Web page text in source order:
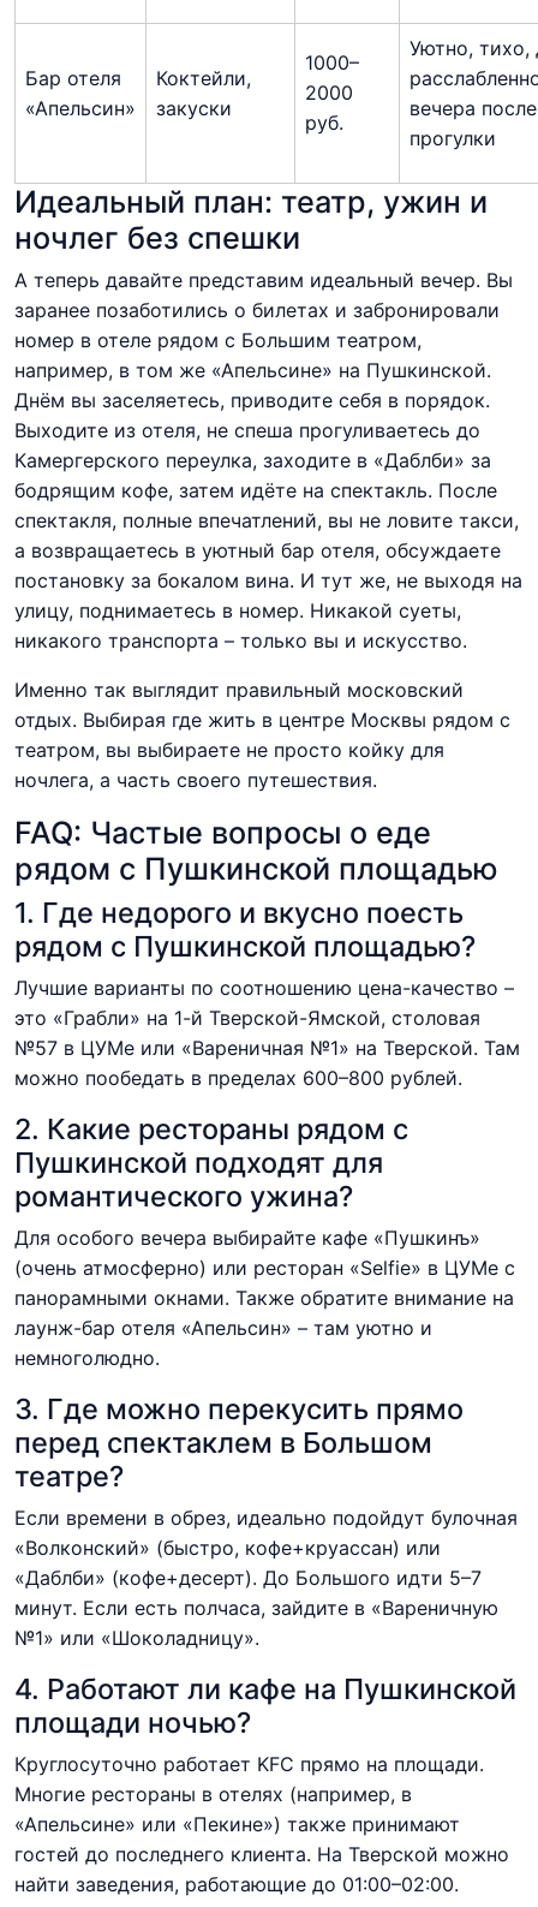
Бар отеля
«Апельсин»
Коктейли,
закуски
1000–
2000
руб.
Уютно, тихо,
вечера после
прогулки
Идеальный план: театр, ужин и
ночлег без спешки
А теперь давайте представим идеальный вечер. Вы
заранее позаботились о билетах и забронировали
номер в отеле рядом с Большим театром,
например, в том же «Апельсине» на Пушкинской.
Днём вы заселяетесь, приводите себя в порядок.
Выходите из отеля, не спеша прогуливаетесь до
Камергерского переулка, заходите в «Даблби» за
бодрящим кофе, затем идёте на спектакль. После
спектакля, полные впечатлений, вы не ловите такси,
а возвращаетесь в уютный бар отеля, обсуждаете
постановку за бокалом вина. И тут же, не выходя на
улицу, поднимаетесь в номер. Никакой суеты,
никакого транспорта – только вы и искусство.
Именно так выглядит правильный московский
отдых. Выбирая где жить в центре Москвы рядом с
театром, вы выбираете не просто койку для
ночлега, а часть своего путешествия.
FAQ: Частые вопросы о еде
рядом с Пушкинской площадью
1. Где недорого и вкусно поесть
рядом с Пушкинской площадью?
Лучшие варианты по соотношению цена-качество –
это «Грабли» на 1-й Тверской-Ямской, столовая
№57 в ЦУМе или «Вареничная №1» на Тверской. Там
можно пообедать в пределах 600–800 рублей.
2. Какие рестораны рядом с
Пушкинской подходят для
романтического ужина?
Для особого вечера выбирайте кафе «Пушкинъ»
(очень атмосферно) или ресторан «Selfie» в ЦУМе с
панорамными окнами. Также обратите внимание на
лаунж-бар отеля «Апельсин» – там уютно и
немноголюдно.
3. Где можно перекусить прямо
перед спектаклем в Большом
театре?
Если времени в обрез, идеально подойдут булочная
«Волконский» (быстро, кофе+круассан) или
«Даблби» (кофе+десерт). До Большого идти 5–7
минут. Если есть полчаса, зайдите в «Вареничную
№1» или «Шоколадницу».
4. Работают ли кафе на Пушкинской
площади ночью?
Круглосуточно работает KFC прямо на площади.
Многие рестораны в отелях (например, в
«Апельсине» или «Пекине») также принимают
гостей до последнего клиента. На Тверской можно
найти заведения, работающие до 01:00–02:00.